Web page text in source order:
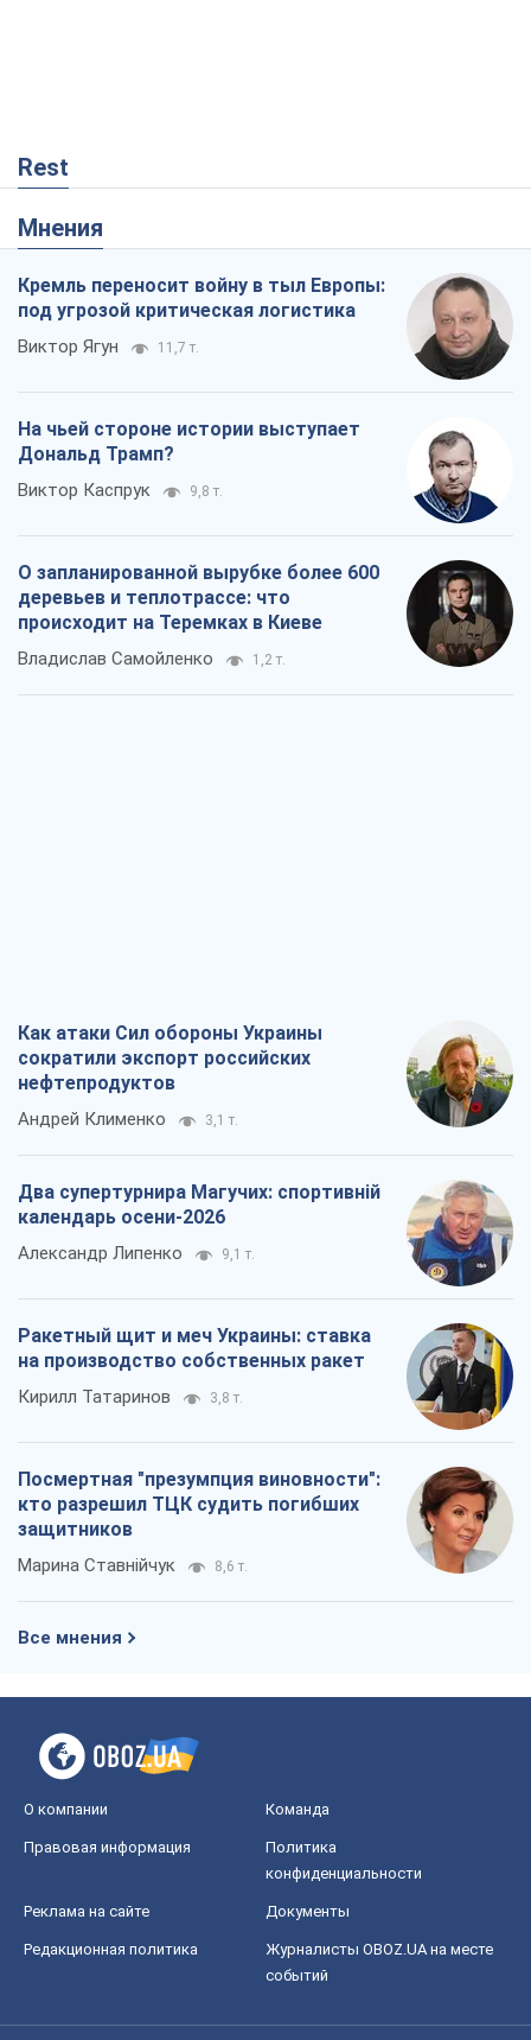
Rest
Мнения
Кремль переносит войну в тыл Европы:
под угрозой критическая логистика
Виктор Ягун 11,7 т.
На чьей стороне истории выступает
Дональд Трамп?
Виктор Каспрук 9,8 т.
О запланированной вырубке более 600
деревьев и теплотрассе: что
происходит на Теремках в Киеве
Владислав Самойленко 1,2 т.
Как атаки Сил обороны Украины
сократили экспорт российских
нефтепродуктов
Андрей Клименко 3,1 т.
Два супертурнира Магучих: спортивній
календарь осени-2026
Александр Липенко 9,1 т.
Ракетный щит и меч Украины: ставка
на производство собственных ракет
Кирилл Татаринов 3,8 т.
Посмертная "презумпция виновности":
кто разрешил ТЦК судить погибших
защитников
Марина Ставнійчук 8,6 т.
Все мнения
О компании Команда
Правовая информация
Политика
конфиденциальности
Реклама на сайте Документы
Редакционная политика
Журналисты OBOZ.UA на месте
событий